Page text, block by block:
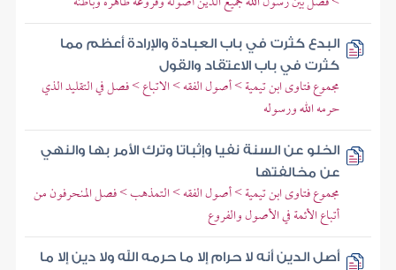
البدع كثرت في باب العبادة والإرادة أعظم مما
كثرت في باب الاعتقاد والقول
مجموع فتاوى ابن تيمية > أصول الفقه > الاتباع > فصل في التقليد الذي
حرمه الله ورسوله
الخلو عن السنة نفيا وإثباتا وترك الأمر بها والنهي
عن مخالفتها
مجموع فتاوى ابن تيمية > أصول الفقه > التمذهب > فصل المنحرفون من
أتباع الأئمة في الأصول والفروع
أصل الدين أنه لا حرام إلا ما حرمه الله ولا دين إلا ما